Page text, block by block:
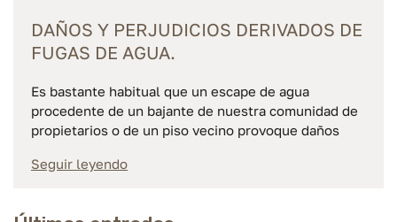
DAÑOS Y PERJUDICIOS DERIVADOS DE
FUGAS DE AGUA.
Es bastante habitual que un escape de agua
procedente de un bajante de nuestra comunidad de
propietarios o de un piso vecino provoque daños
Seguir leyendo